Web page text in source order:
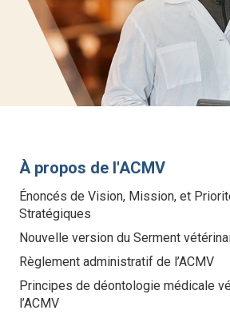
À propos de l'ACMV
Énoncés de Vision, Mission, et
Stratégiques
Nouvelle version du Serment
Règlement administratif de l’ACMV
Principes de déontologie médicale
l’ACMV